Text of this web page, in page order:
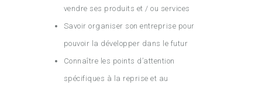
vendre ses produits et / ou services
Savoir organiser son entreprise pour
pouvoir la développer dans le futur
Connaître les points d’attention
spécifiques à la reprise et au